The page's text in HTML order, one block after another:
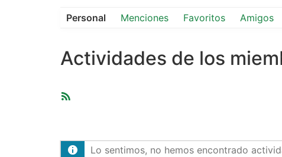
Personal Menciones Favoritos Amigos
Actividades de los
Lo sentimos, no hemos encontrado